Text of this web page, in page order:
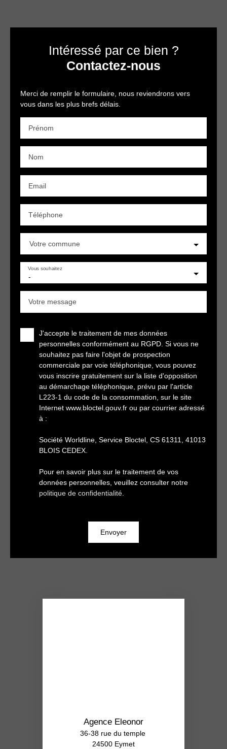
Intéressé par ce bien ?
Contactez-nous
Merci de remplir le formulaire, nous reviendrons vers
vous dans les plus brefs délais.
Prénom
Nom
Email
Téléphone
Votre commune
-
Vous souhaitez
Votre message
J'accepte le traitement de mes données
personnelles conformément au RGPD. Si vous ne
souhaitez pas faire l'objet de prospection
commerciale par voie téléphonique, vous pouvez
vous inscrire gratuitement sur la liste d'opposition
au démarchage téléphonique, prévu par l'article
L223-1 du code de la consommation, sur le site
Internet www.bloctel.gouv.fr ou par courrier adressé
à :
Société Worldline, Service Bloctel, CS 61311, 41013
BLOIS CEDEX.
Pour en savoir plus sur le traitement de vos
données personnelles, veuillez consulter notre
politique de confidentialité.
Envoyer
Agence Eleonor
36-38 rue du temple
24500 Eymet